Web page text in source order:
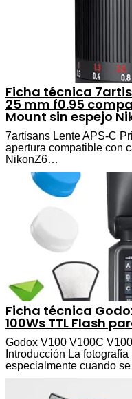
Ficha técnica
25 mm f0.95
Mount sin espejo
7artisans Lente APS-C
apertura compatible con
NikonZ6…
Ficha técnica
100Ws TTL Flash
Godox V100 V100C
Introducción La
especialmente cuando